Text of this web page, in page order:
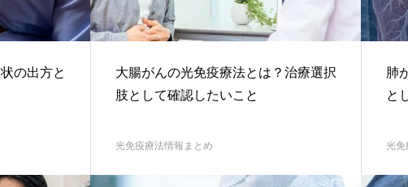
の出方と
大腸がんの光免疫療法とは？治療選択
肢として確認したいこと
光免疫療法情報まとめ
肺
と
光免